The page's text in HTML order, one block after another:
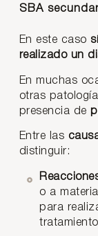
SBA
En este caso
realizado un
En muchas
otras
presencia de
Entre las
distinguir:
o a
para